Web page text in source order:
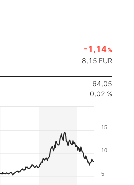
-1,14 %
8,15 EUR
64,05
0,02 %
5
10
15